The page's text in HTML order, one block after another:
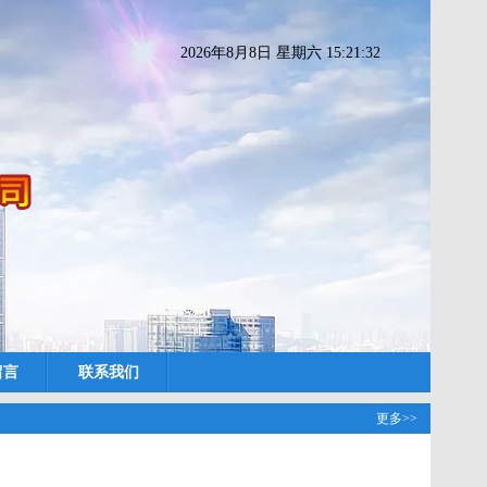
2026年8月8日 星期六 15:21:33
言 联系我们
更多>>